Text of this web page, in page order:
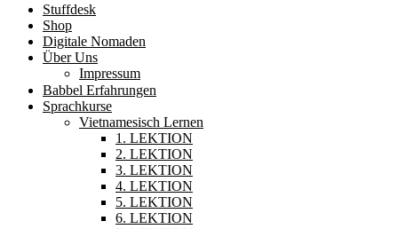
Stuffdesk
Shop
Digitale Nomaden
Über Uns
Impressum
Babbel Erfahrungen
Sprachkurse
Vietnamesisch Lernen
1. LEKTION
2. LEKTION
3. LEKTION
4. LEKTION
5. LEKTION
6. LEKTION